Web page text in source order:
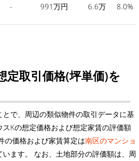
- 991万円 6.6万 8.0%
定取引価格(坪単価)を
で、周辺の類似物件の取引データに基
Kの想定価格および想定家賃の評価額
の価格および家賃算定は南区のマンショ
います。 なお、土地部分の評価額は、周